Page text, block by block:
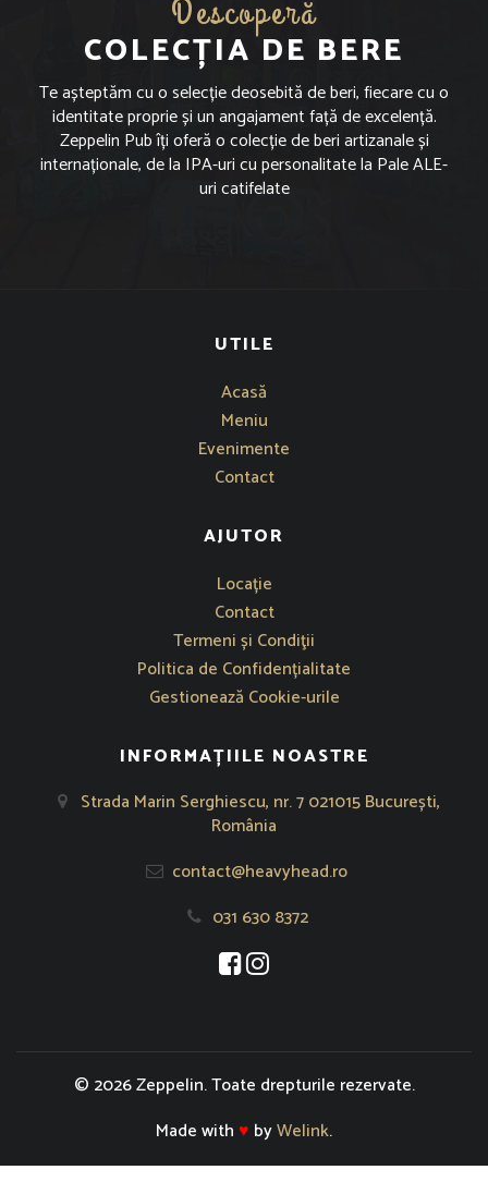
Descoperă
COLECȚIA DE BERE
Te așteptăm cu o selecție deosebită de beri, fiecare cu o
identitate proprie și un angajament față de excelență.
Zeppelin Pub îți oferă o colecție de beri artizanale și
internaționale, de la IPA-uri cu personalitate la Pale ALE-
uri catifelate
UTILE
Acasă
Meniu
Evenimente
Contact
AJUTOR
Se deschide într-o fereastră nouă
Locație
Contact
Termeni și Condiţii
Politica de Confidențialitate
Gestionează Cookie-urile
INFORMAȚIILE NOASTRE
Strada Marin Serghiescu, nr. 7 021015 București,
România
contact@heavyhead.ro
031 630 8372
Se deschide într-o fereastră nouă
Se deschide într-o fereastră
© 2026 Zeppelin. Toate drepturile rezervate.
Made with♥ byWelink.